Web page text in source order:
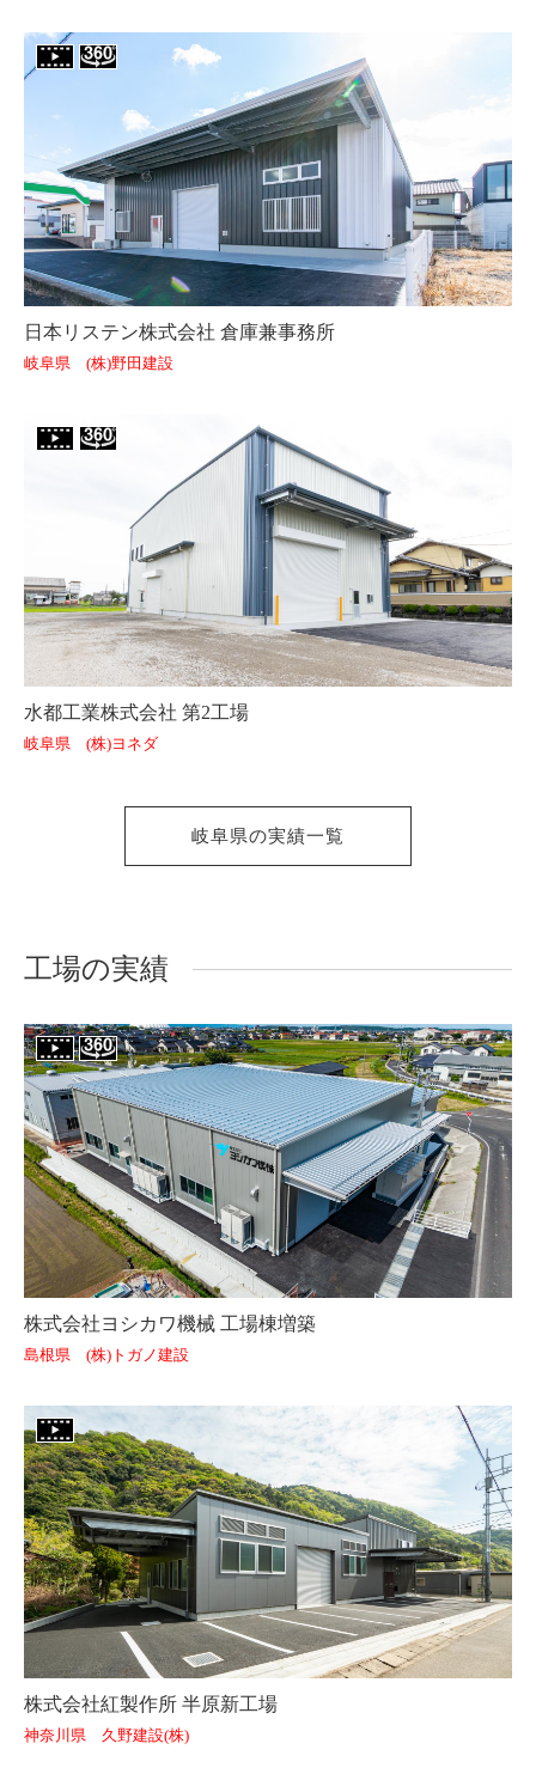
日本リステン株式会社 倉庫兼事務所
岐阜県 (株)野田建設
水都工業株式会社 第2工場
岐阜県 (株)ヨネダ
岐阜県の実績一覧
工場の実績
株式会社ヨシカワ機械 工場棟増築
島根県 (株)トガノ建設
株式会社紅製作所 半原新工場
神奈川県 久野建設(株)